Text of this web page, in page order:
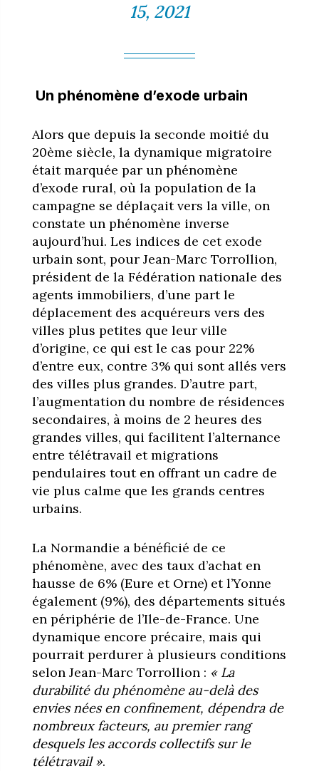
15, 2021
Un phénomène d’exode urbain
Alors que depuis la seconde moitié du
20ème siècle, la dynamique migratoire
était marquée par un phénomène
d’exode rural, où la population de la
campagne se déplaçait vers la ville, on
constate un phénomène inverse
aujourd’hui. Les indices de cet exode
urbain sont, pour Jean-Marc Torrollion,
président de la Fédération nationale des
agents immobiliers, d’une part le
déplacement des acquéreurs vers des
villes plus petites que leur ville
d’origine, ce qui est le cas pour 22%
d’entre eux, contre 3% qui sont allés vers
des villes plus grandes. D’autre part,
l’augmentation du nombre de résidences
secondaires, à moins de 2 heures des
grandes villes, qui facilitent l’alternance
entre télétravail et migrations
pendulaires tout en offrant un cadre de
vie plus calme que les grands centres
urbains.
La Normandie a bénéficié de ce
phénomène, avec des taux d’achat en
hausse de 6% (Eure et Orne) et l’Yonne
également (9%), des départements situés
en périphérie de l’Ile-de-France. Une
dynamique encore précaire, mais qui
pourrait perdurer à plusieurs conditions
selon Jean-Marc Torrollion : « La
durabilité du phénomène au-delà des
envies nées en confinement, dépendra de
nombreux facteurs, au premier rang
desquels les accords collectifs sur le
télétravail ».